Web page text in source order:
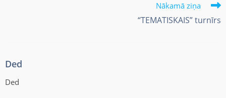
Nākamā ziņa
“TEMATISKAIS” turnīrs
Ded
Ded